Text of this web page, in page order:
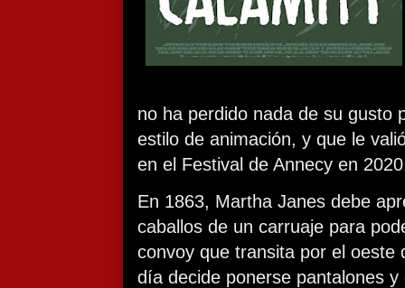
no ha perdido nada de su gusto
estilo de animación, y que le
en el Festival de Annecy en
En 1863, Martha Janes debe
caballos de un carruaje para
convoy que transita por el oeste
día decide ponerse pantalones